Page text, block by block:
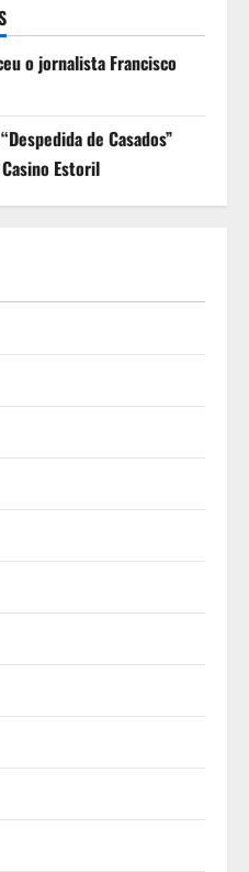
o jornalista Francisco
de Casados”
Estoril